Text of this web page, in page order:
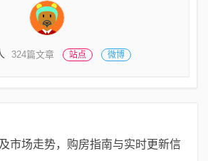
324篇文章 站点 微博
市场走势，购房指南与实时更新信